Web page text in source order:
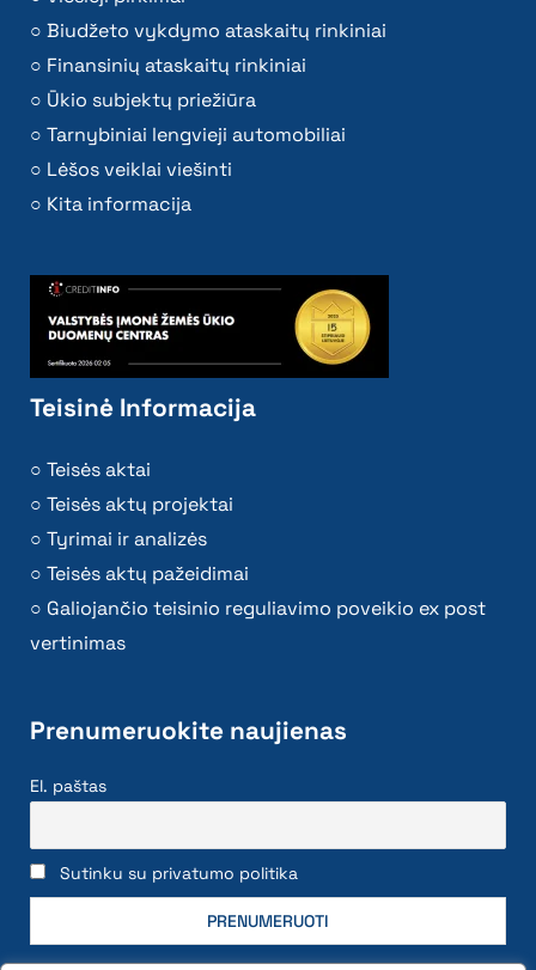
Biudžeto vykdymo ataskaitų rinkiniai
Finansinių ataskaitų rinkiniai
Ūkio subjektų priežiūra
Tarnybiniai lengvieji automobiliai
Lėšos veiklai viešinti
Kita informacija
Teisinė Informacija
Teisės aktai
Teisės aktų projektai
Tyrimai ir analizės
Teisės aktų pažeidimai
Galiojančio teisinio reguliavimo poveikio ex post
vertinimas
Prenumeruokite naujienas
El. paštas
Sutinku su privatumo politika